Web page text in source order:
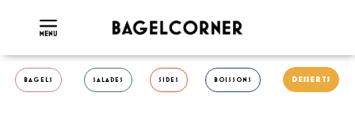
BAGELS SALADES SIDES BOISSONS DESSERTS